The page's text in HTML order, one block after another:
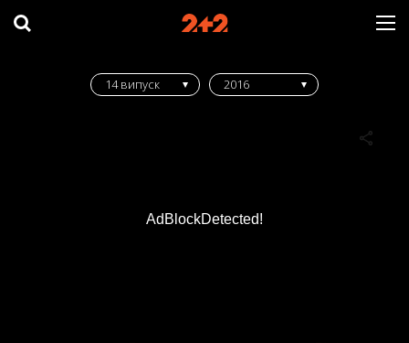
AdBlockDetected!
14 випуск 2016